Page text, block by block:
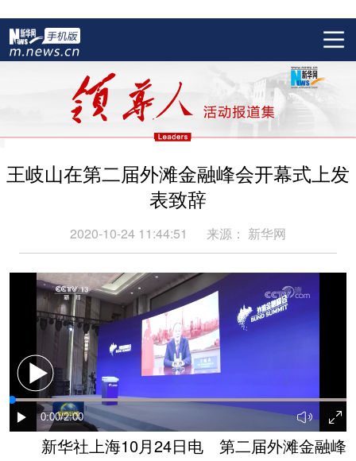
王岐山在第二届外滩金融峰会开幕式上发
表致辞
2020-10-24 11:44:51 来源： 新华网
新华社上海10月24日电 第二届外滩金融峰